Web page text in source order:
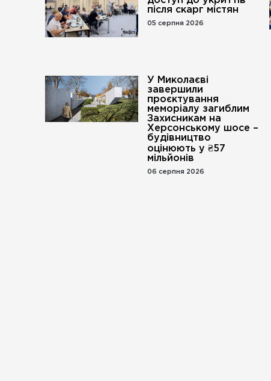
після скарг містян
05 серпня 2026
У Миколаєві
завершили
проєктування
меморіалу загиблим
Захисникам на
Херсонському шосе –
будівництво
оцінюють у ₴57
мільйонів
06 серпня 2026